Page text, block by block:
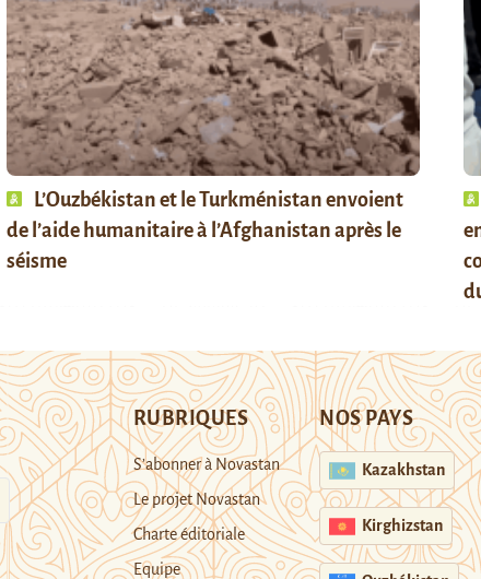
L’Ouzbékistan et le Turkménistan envoient
de l’aide humanitaire à l’Afghanistan après le
séisme
RUBRIQUES
S’abonner à Novastan
Le projet Novastan
Charte éditoriale
Equipe
NOS PAYS
Kazakhstan
Kirghizstan